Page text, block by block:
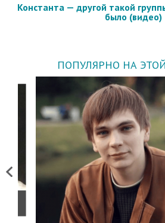
Константа — другой такой
было (видео)
ПОПУЛЯРНО НА
Previous